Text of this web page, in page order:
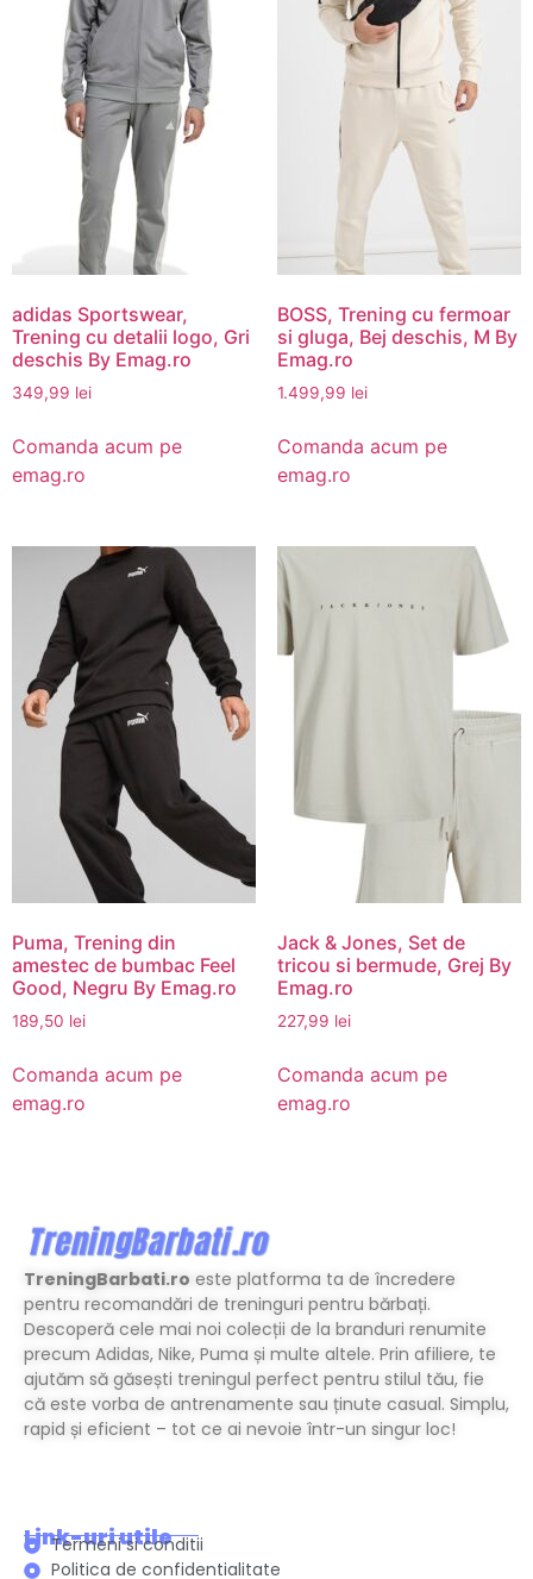
adidas Sportswear,
Trening cu detalii logo, Gri
deschis By Emag.ro
349,99 lei
Comanda acum pe
emag.ro
BOSS, Trening cu fermoar
si gluga, Bej deschis, M By
Emag.ro
1.499,99 lei
Comanda acum pe
emag.ro
Puma, Trening din
amestec de bumbac Feel
Good, Negru By Emag.ro
189,50 lei
Comanda acum pe
emag.ro
Jack & Jones, Set de
tricou si bermude, Grej By
Emag.ro
227,99 lei
Comanda acum pe
emag.ro
TreningBarbati.ro este platforma ta de încredere
pentru recomandări de treninguri pentru bărbați.
Descoperă cele mai noi colecții de la branduri renumite
precum Adidas, Nike, Puma și multe altele. Prin afiliere, te
ajutăm să găsești treningul perfect pentru stilul tău, fie
că este vorba de antrenamente sau ținute casual. Simplu,
rapid și eficient – tot ce ai nevoie într-un singur loc!
Link-uri utile
Termeni si conditii
Politica de confidentialitate